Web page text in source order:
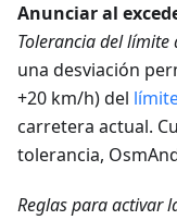
Anunciar al
Tolerancia del límite
una desviación
+20 km/h) del
carretera actual.
tolerancia,
Reglas para activar